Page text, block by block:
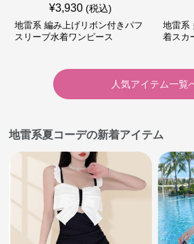
¥3,930 (税込)
地雷系 編み上げリボン付きパフ
スリーブ水着ワンピース
地雷系
着スカ
人気アイテム一覧
地雷系夏コーデの新着アイテム